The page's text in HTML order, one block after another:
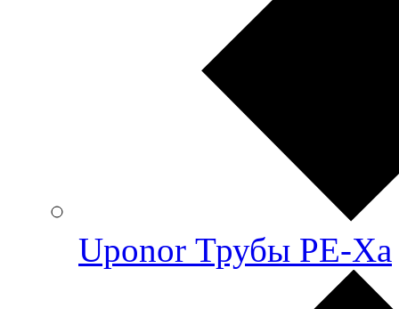
Uponor Трубы PE-Xa